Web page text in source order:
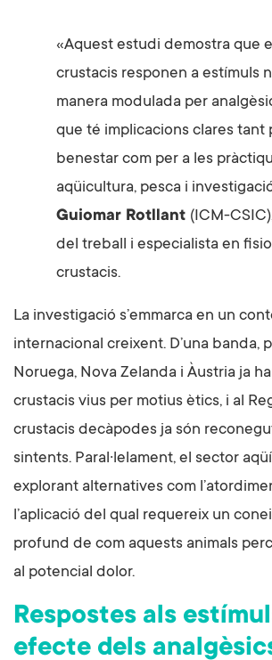
«Aquest estudi demostra que
crustacis responen a estímuls
manera modulada per
que té implicacions clares tant
benestar com per a les
aqüicultura, pesca i
Guiomar Rotllant (ICM-
del treball i especialista en
crustacis.
La investigació s’emmarca en un
internacional creixent. D’una banda,
Noruega, Nova Zelanda i Àustria ja
crustacis vius per motius ètics, i al
crustacis decàpodes ja són
sintents. Paral·lelament, el sector
explorant alternatives com
l’aplicació del qual requereix un
profund de com aquests animals
al potencial dolor.
Respostes als
efecte dels